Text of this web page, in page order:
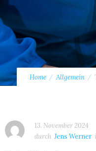
Home Allgemein
13. November 2024
durch Jens Werner